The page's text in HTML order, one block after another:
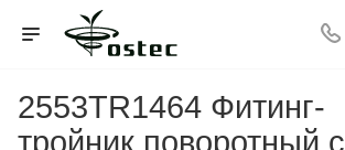
2553TR1464 Фитинг-
тройник поворотный с